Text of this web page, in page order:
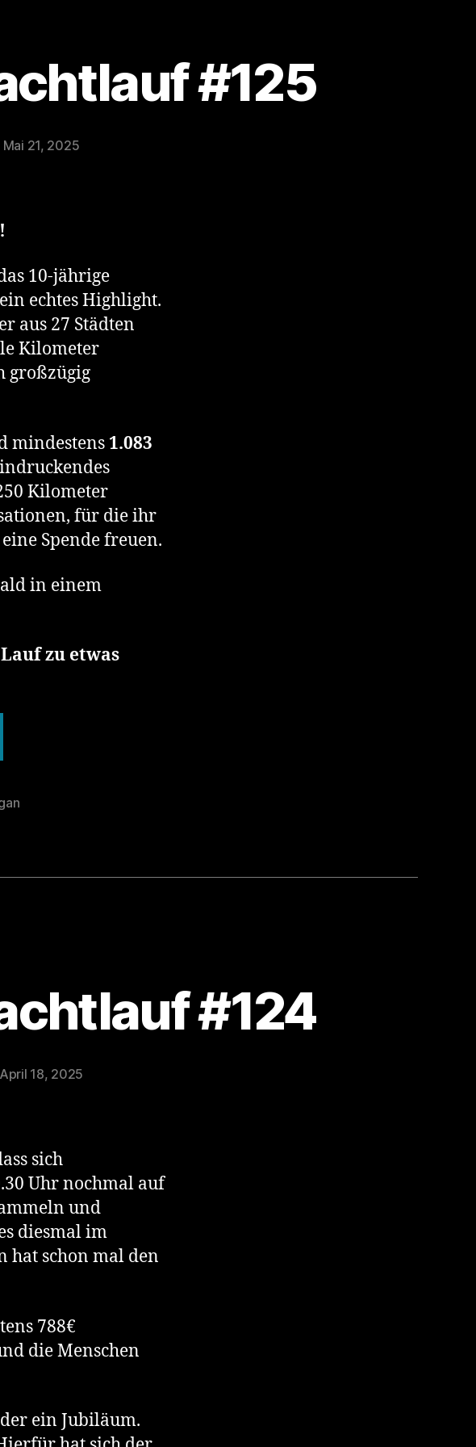
#125
Mai 21, 2025
10-jährige
echtes Highlight.
aus 27 Städten
Kilometer
großzügig
mindestens 1.083
Kilometer
für die ihr
Spende freuen.
in einem
zu etwas
Gutenachtlauf
#124
April 18, 2025
sich
Uhr nochmal auf
und
diesmal im
hat schon mal den
788€
die Menschen
ein Jubiläum.